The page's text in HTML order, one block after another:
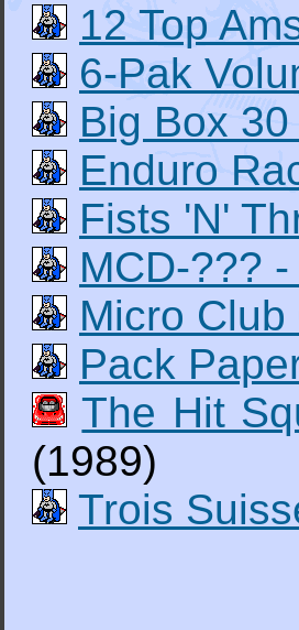
12 Top
6-Pak
Big Box
Enduro
Fists 'N'
MCD-???
Micro Club
Pack
The Hit
(1989)
Trois